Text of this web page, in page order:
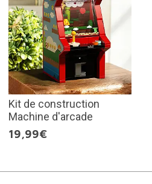
Kit de construction
Machine d'arcade
19,99€